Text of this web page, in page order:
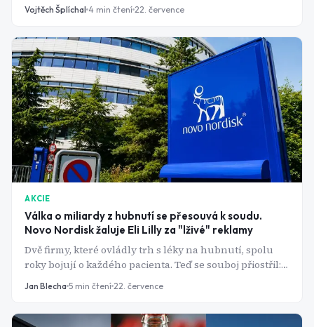
Vojtěch Šplíchal 4 min čtení 22. července
AKCIE
Válka o miliardy z hubnutí se přesouvá k soudu.
Novo Nordisk žaluje Eli Lilly za "lživé" reklamy
Dvě firmy, které ovládly trh s léky na hubnutí, spolu
roky bojují o každého pacienta. Teď se souboj přiostřil:
kvůli reklamám, které označuje za záměrně klamavé.
Jan Blecha 5 min čtení 22. července